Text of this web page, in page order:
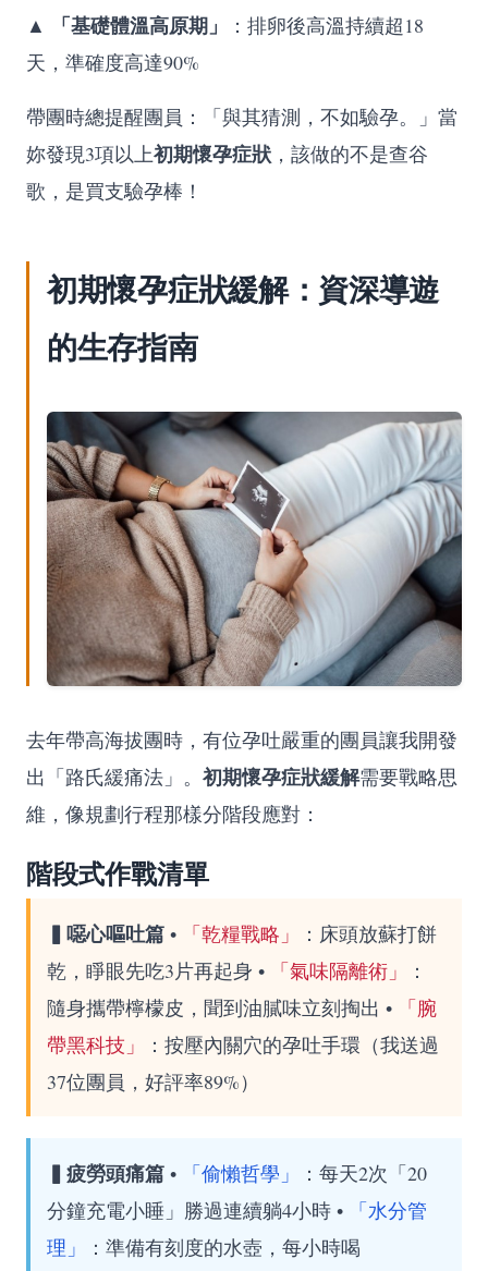
▲
「基礎體溫高原期」
：排卵後高溫持續超18
天，準確度高達90%
帶團時總提醒團員：「與其猜測，不如驗孕。」當
妳發現3項以上初期懷孕症狀 ，該做的不是查谷
歌，是買支驗孕棒！
初期懷孕症狀緩解：資深導遊
的生存指南
去年帶高海拔團時，有位孕吐嚴重的團員讓我開發
出「路氏緩痛法」。 初期懷孕症狀緩解需要戰略思
維，像規劃行程那樣分階段應對：
階段式作戰清單
▍噁心嘔吐篇 • 「乾糧戰略」
：床頭放蘇打餅
乾，睜眼先吃3片再起身 •
「氣味隔離術」
：
隨身攜帶檸檬皮，聞到油膩味立刻掏出 •
「腕
帶黑科技」
：按壓內關穴的孕吐手環（我送過
37位團員，好評率89%）
▍疲勞頭痛篇 • 「偷懶哲學」
：每天2次「20
分鐘充電小睡」勝過連續躺4小時 •
「水分管
理」
：準備有刻度的水壺，每小時喝